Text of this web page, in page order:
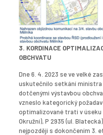
3. KORDINACE
OBCHVATU
Dne 6. 4. 2023 se ve velké
uskutečnilo setkání ministra
dotčenými výstavbou
vzneslo kategorický
optimalizované trati v úseku
Okružní), P 2935 (ul.
nejpozději s dokončením 3.